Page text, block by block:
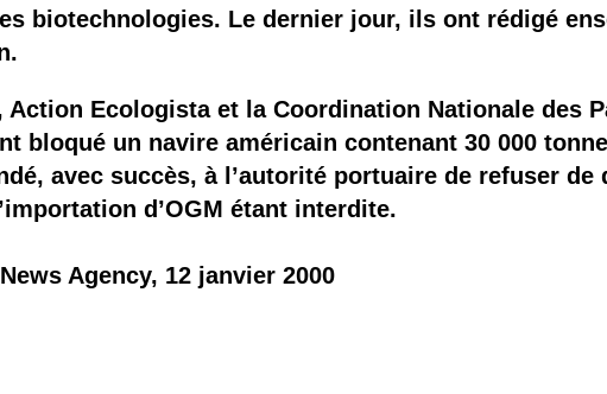
biotechnologies. Le dernier jour, ils ont rédigé
Action Ecologista et la Coordination Nationale des
bloqué un navire américain contenant 30 000
avec succès, à l’autorité portuaire de refuser de
d’OGM étant interdite.
Agency, 12 janvier 2000